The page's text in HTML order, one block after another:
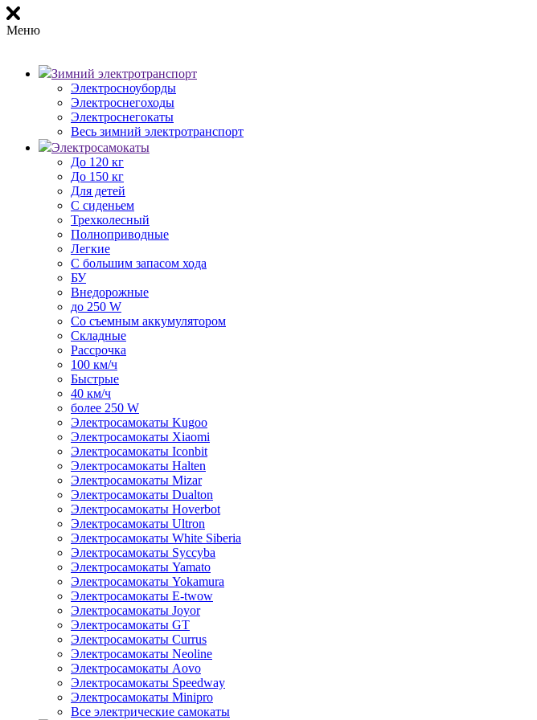
Меню
Зимний электротранспорт
Электросноуборды
Электроснегоходы
Электроснегокаты
Весь зимний электротранспорт
Электросамокаты
До 120 кг
До 150 кг
Для детей
С сиденьем
Трехколесный
Полноприводные
Легкие
С большим запасом хода
БУ
Внедорожные
до 250 W
Со съемным аккумулятором
Складные
Рассрочка
100 км/ч
Быстрые
40 км/ч
более 250 W
Электросамокаты Kugoo
Электросамокаты Xiaomi
Электросамокаты Iconbit
Электросамокаты Halten
Электросамокаты Mizar
Электросамокаты Dualton
Электросамокаты Hoverbot
Электросамокаты Ultron
Электросамокаты White Siberia
Электросамокаты Syccyba
Электросамокаты Yamato
Электросамокаты Yokamura
Электросамокаты E-twow
Электросамокаты Joyor
Электросамокаты GT
Электросамокаты Currus
Электросамокаты Neoline
Электросамокаты Aovo
Электросамокаты Speedway
Электросамокаты Minipro
Все электрические самокаты